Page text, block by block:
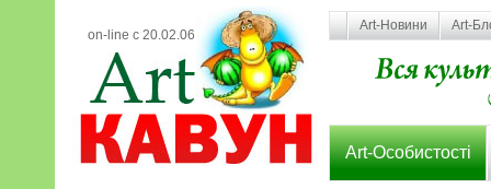
on-line с 20.02.06
Art-Новини Art-
Art-Особистості